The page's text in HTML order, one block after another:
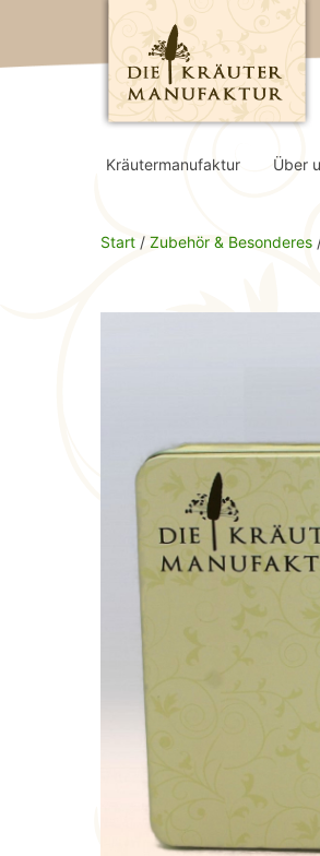
Kräutermanufaktur Über
Start / Zubehör & Besonderes